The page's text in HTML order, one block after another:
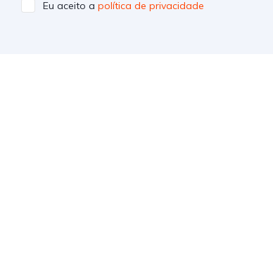
Eu aceito a política de privacidade